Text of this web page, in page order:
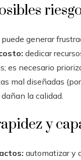
puede generar
dedicar
es necesario
mal diseñadas
la calidad.
y
automatizar y